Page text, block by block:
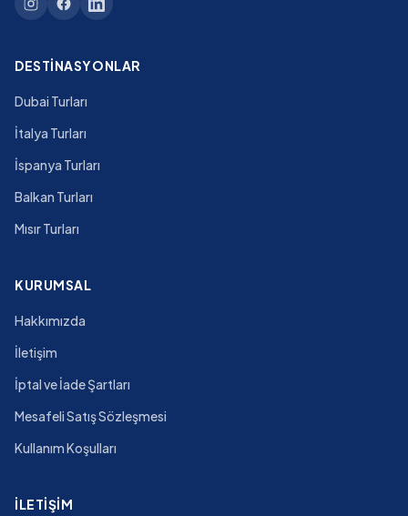
DESTINASYONLAR
Dubai Turları
İtalya Turları
İspanya Turları
Balkan Turları
Mısır Turları
KURUMSAL
Hakkımızda
İletişim
İptal ve İade Şartları
Mesafeli Satış Sözleşmesi
Kullanım Koşulları
İLETIŞIM